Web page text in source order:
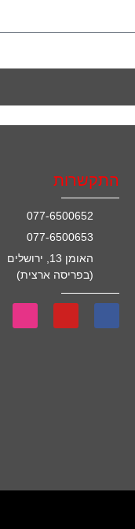
התקשרות
077-6500652
077-6500653
האומן 13, ירושלים
(בפריסה ארצית)